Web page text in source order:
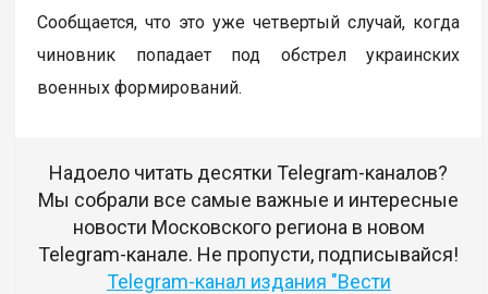
Сообщается, что это уже четвертый случай, когда
чиновник попадает под обстрел украинских
военных формирований.
Надоело читать десятки Telegram-каналов?
Мы собрали все самые важные и интересные
новости Московского региона в новом
Telegram-канале. Не пропусти, подписывайся!
Telegram-канал издания "Вести